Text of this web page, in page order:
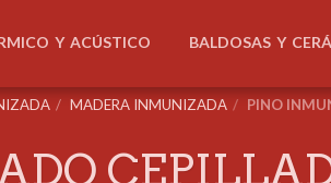
Y ACÚSTICO BALDOSAS Y
MADERA INMUNIZADA PINO